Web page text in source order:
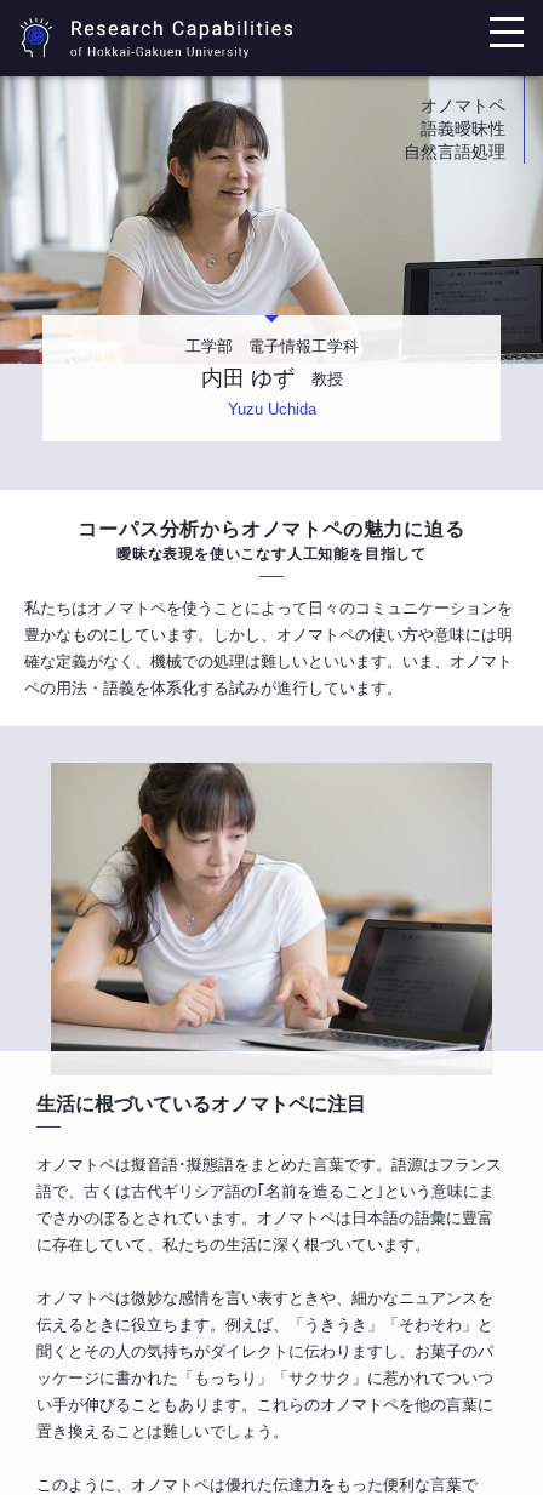
オノマトペ
語義曖昧性
自然言語処理
工学部 電子情報工学科
内田 ゆず
教授
Yuzu Uchida
コーパス分析からオノマトペの魅力に迫る
曖昧な表現を使いこなす人工知能を目指して
私たちはオノマトペを使うことによって日々のコミュニケーションを
豊かなものにしています。しかし、オノマトペの使い方や意味には明
確な定義がなく、機械での処理は難しいといいます。いま、オノマト
ペの用法・語義を体系化する試みが進行しています。
生活に根づいているオノマトペに注目
オノマトペは擬音語･擬態語をまとめた言葉です。語源はフランス
語で、古くは古代ギリシア語の｢名前を造ること｣という意味にま
でさかのぼるとされています。オノマトペは日本語の語彙に豊富
に存在していて、私たちの生活に深く根づいています。
オノマトペは微妙な感情を言い表すときや、細かなニュアンスを
伝えるときに役立ちます。例えば、「うきうき」「そわそわ」と
聞くとその人の気持ちがダイレクトに伝わりますし、お菓子のパ
ッケージに書かれた「もっちり」「サクサク」に惹かれてついつ
い手が伸びることもあります。これらのオノマトペを他の言葉に
置き換えることは難しいでしょう。
このように、オノマトペは優れた伝達力をもった便利な言葉で